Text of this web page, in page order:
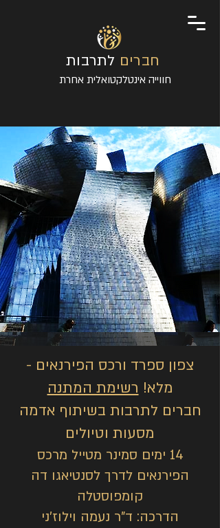
חברים לתרבות
חווייה אינטלקטואלית אחרת
צפון ספרד ורכס הפירנאים -
מלא! רשימת המתנה
חברים לתרבות בשיתוף אדמה
מסעות וטיולים
14 ימים סמינר מטייל מרכס
הפירנאים לדרך לסנטיאגו דה
קומפוסטלה
הדרכה: ד"ר נעמה וילוז'ני